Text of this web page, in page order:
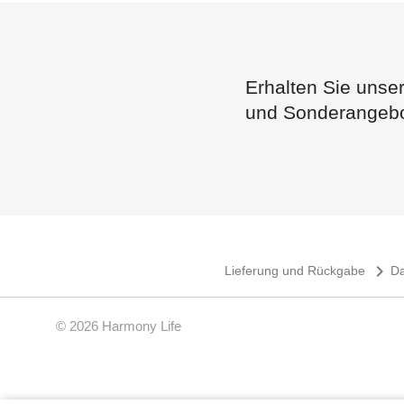
Erhalten Sie
und
Lieferung und Rückgabe navigate_next
© 2026 Harmony Life